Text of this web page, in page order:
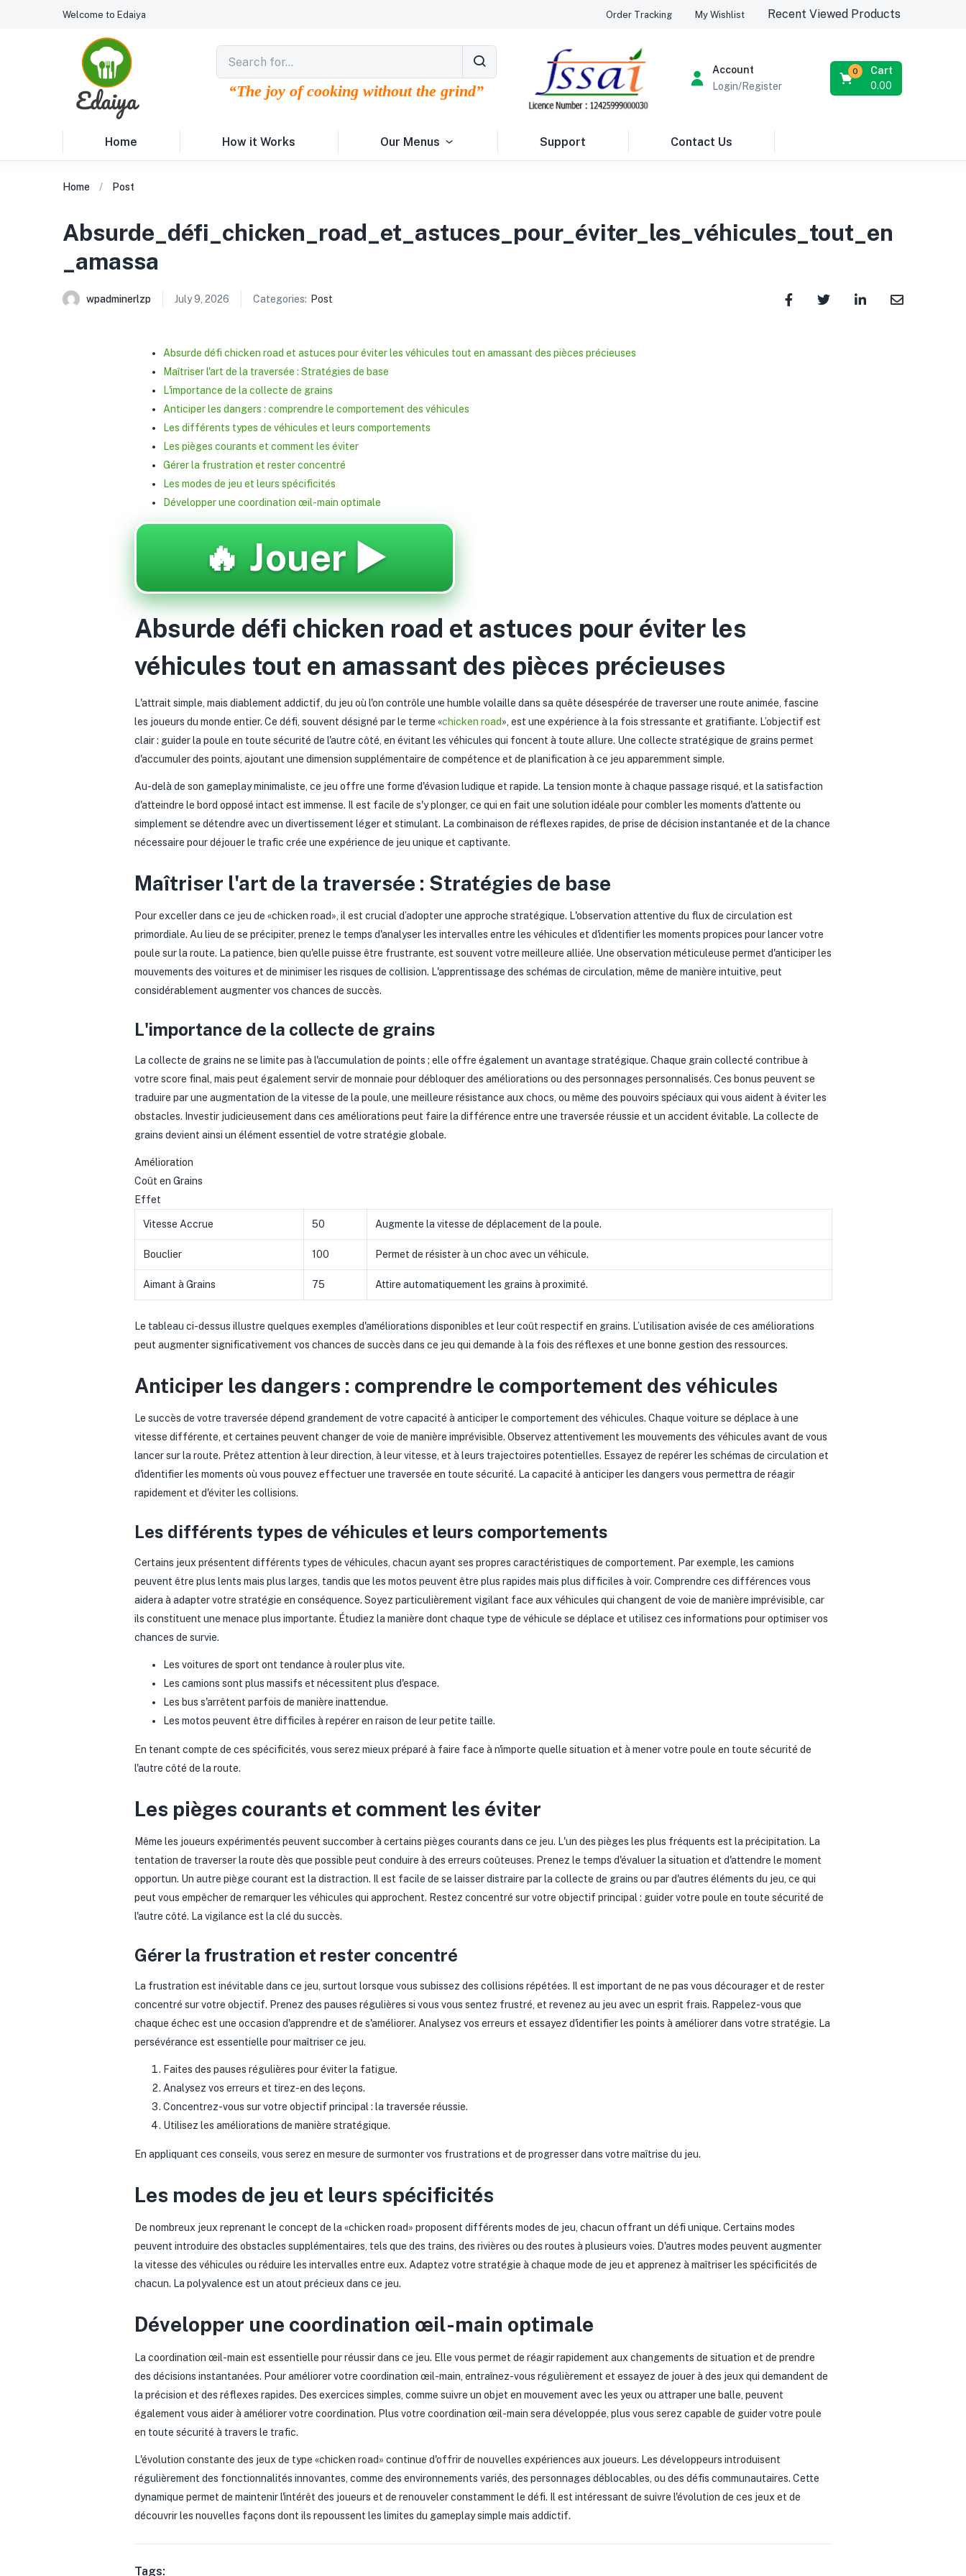
Welcome to Edaiya Order Tracking My Wishlist Recent Viewed Products
“The joy of cooking without the grind”
Account
Login/Register
Cart
0
0.00
Home How it Works Our Menus Support Contact Us
Home Post
Absurde_défi_chicken_road_et_astuces_pour_éviter_les_véhicules_tout_en
_amassa
wpadminerlzp July 9, 2026 Categories: Post
Absurde défi chicken road et astuces pour éviter les véhicules tout en amassant des pièces précieuses
Maîtriser l'art de la traversée : Stratégies de base
L'importance de la collecte de grains
Anticiper les dangers : comprendre le comportement des véhicules
Les différents types de véhicules et leurs comportements
Les pièges courants et comment les éviter
Gérer la frustration et rester concentré
Les modes de jeu et leurs spécificités
Développer une coordination œil-main optimale
🔥 Jouer ▶️
Absurde défi chicken road et astuces pour éviter les
véhicules tout en amassant des pièces précieuses
L'attrait simple, mais diablement addictif, du jeu où l'on contrôle une humble volaille dans sa quête désespérée de traverser une route animée, fascine
les joueurs du monde entier. Ce défi, souvent désigné par le terme «chicken road», est une expérience à la fois stressante et gratifiante. L’objectif est
clair : guider la poule en toute sécurité de l'autre côté, en évitant les véhicules qui foncent à toute allure. Une collecte stratégique de grains permet
d'accumuler des points, ajoutant une dimension supplémentaire de compétence et de planification à ce jeu apparemment simple.
Au-delà de son gameplay minimaliste, ce jeu offre une forme d'évasion ludique et rapide. La tension monte à chaque passage risqué, et la satisfaction
d'atteindre le bord opposé intact est immense. Il est facile de s'y plonger, ce qui en fait une solution idéale pour combler les moments d'attente ou
simplement se détendre avec un divertissement léger et stimulant. La combinaison de réflexes rapides, de prise de décision instantanée et de la chance
nécessaire pour déjouer le trafic crée une expérience de jeu unique et captivante.
Maîtriser l'art de la traversée : Stratégies de base
Pour exceller dans ce jeu de «chicken road», il est crucial d’adopter une approche stratégique. L'observation attentive du flux de circulation est
primordiale. Au lieu de se précipiter, prenez le temps d'analyser les intervalles entre les véhicules et d'identifier les moments propices pour lancer votre
poule sur la route. La patience, bien qu'elle puisse être frustrante, est souvent votre meilleure alliée. Une observation méticuleuse permet d'anticiper les
mouvements des voitures et de minimiser les risques de collision. L'apprentissage des schémas de circulation, même de manière intuitive, peut
considérablement augmenter vos chances de succès.
L'importance de la collecte de grains
La collecte de grains ne se limite pas à l'accumulation de points ; elle offre également un avantage stratégique. Chaque grain collecté contribue à
votre score final, mais peut également servir de monnaie pour débloquer des améliorations ou des personnages personnalisés. Ces bonus peuvent se
traduire par une augmentation de la vitesse de la poule, une meilleure résistance aux chocs, ou même des pouvoirs spéciaux qui vous aident à éviter les
obstacles. Investir judicieusement dans ces améliorations peut faire la différence entre une traversée réussie et un accident évitable. La collecte de
grains devient ainsi un élément essentiel de votre stratégie globale.
Amélioration
Coût en Grains
Effet
Vitesse Accrue 50 Augmente la vitesse de déplacement de la poule.
Bouclier 100 Permet de résister à un choc avec un véhicule.
Aimant à Grains 75 Attire automatiquement les grains à proximité.
Le tableau ci-dessus illustre quelques exemples d'améliorations disponibles et leur coût respectif en grains. L’utilisation avisée de ces améliorations
peut augmenter significativement vos chances de succès dans ce jeu qui demande à la fois des réflexes et une bonne gestion des ressources.
Anticiper les dangers : comprendre le comportement des véhicules
Le succès de votre traversée dépend grandement de votre capacité à anticiper le comportement des véhicules. Chaque voiture se déplace à une
vitesse différente, et certaines peuvent changer de voie de manière imprévisible. Observez attentivement les mouvements des véhicules avant de vous
lancer sur la route. Prêtez attention à leur direction, à leur vitesse, et à leurs trajectoires potentielles. Essayez de repérer les schémas de circulation et
d'identifier les moments où vous pouvez effectuer une traversée en toute sécurité. La capacité à anticiper les dangers vous permettra de réagir
rapidement et d'éviter les collisions.
Les différents types de véhicules et leurs comportements
Certains jeux présentent différents types de véhicules, chacun ayant ses propres caractéristiques de comportement. Par exemple, les camions
peuvent être plus lents mais plus larges, tandis que les motos peuvent être plus rapides mais plus difficiles à voir. Comprendre ces différences vous
aidera à adapter votre stratégie en conséquence. Soyez particulièrement vigilant face aux véhicules qui changent de voie de manière imprévisible, car
ils constituent une menace plus importante. Étudiez la manière dont chaque type de véhicule se déplace et utilisez ces informations pour optimiser vos
chances de survie.
Les voitures de sport ont tendance à rouler plus vite.
Les camions sont plus massifs et nécessitent plus d'espace.
Les bus s'arrêtent parfois de manière inattendue.
Les motos peuvent être difficiles à repérer en raison de leur petite taille.
En tenant compte de ces spécificités, vous serez mieux préparé à faire face à n'importe quelle situation et à mener votre poule en toute sécurité de
l'autre côté de la route.
Les pièges courants et comment les éviter
Même les joueurs expérimentés peuvent succomber à certains pièges courants dans ce jeu. L'un des pièges les plus fréquents est la précipitation. La
tentation de traverser la route dès que possible peut conduire à des erreurs coûteuses. Prenez le temps d'évaluer la situation et d'attendre le moment
opportun. Un autre piège courant est la distraction. Il est facile de se laisser distraire par la collecte de grains ou par d'autres éléments du jeu, ce qui
peut vous empêcher de remarquer les véhicules qui approchent. Restez concentré sur votre objectif principal : guider votre poule en toute sécurité de
l'autre côté. La vigilance est la clé du succès.
Gérer la frustration et rester concentré
La frustration est inévitable dans ce jeu, surtout lorsque vous subissez des collisions répétées. Il est important de ne pas vous décourager et de rester
concentré sur votre objectif. Prenez des pauses régulières si vous vous sentez frustré, et revenez au jeu avec un esprit frais. Rappelez-vous que
chaque échec est une occasion d'apprendre et de s'améliorer. Analysez vos erreurs et essayez d'identifier les points à améliorer dans votre stratégie. La
persévérance est essentielle pour maîtriser ce jeu.
Faites des pauses régulières pour éviter la fatigue.
Analysez vos erreurs et tirez-en des leçons.
Concentrez-vous sur votre objectif principal : la traversée réussie.
Utilisez les améliorations de manière stratégique.
En appliquant ces conseils, vous serez en mesure de surmonter vos frustrations et de progresser dans votre maîtrise du jeu.
Les modes de jeu et leurs spécificités
De nombreux jeux reprenant le concept de la «chicken road» proposent différents modes de jeu, chacun offrant un défi unique. Certains modes
peuvent introduire des obstacles supplémentaires, tels que des trains, des rivières ou des routes à plusieurs voies. D'autres modes peuvent augmenter
la vitesse des véhicules ou réduire les intervalles entre eux. Adaptez votre stratégie à chaque mode de jeu et apprenez à maîtriser les spécificités de
chacun. La polyvalence est un atout précieux dans ce jeu.
Développer une coordination œil-main optimale
La coordination œil-main est essentielle pour réussir dans ce jeu. Elle vous permet de réagir rapidement aux changements de situation et de prendre
des décisions instantanées. Pour améliorer votre coordination œil-main, entraînez-vous régulièrement et essayez de jouer à des jeux qui demandent de
la précision et des réflexes rapides. Des exercices simples, comme suivre un objet en mouvement avec les yeux ou attraper une balle, peuvent
également vous aider à améliorer votre coordination. Plus votre coordination œil-main sera développée, plus vous serez capable de guider votre poule
en toute sécurité à travers le trafic.
L'évolution constante des jeux de type «chicken road» continue d'offrir de nouvelles expériences aux joueurs. Les développeurs introduisent
régulièrement des fonctionnalités innovantes, comme des environnements variés, des personnages déblocables, ou des défis communautaires. Cette
dynamique permet de maintenir l'intérêt des joueurs et de renouveler constamment le défi. Il est intéressant de suivre l'évolution de ces jeux et de
découvrir les nouvelles façons dont ils repoussent les limites du gameplay simple mais addictif.
Tags: